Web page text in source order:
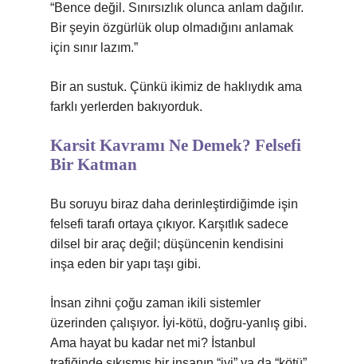
“Bence değil. Sınırsızlık olunca anlam dağılır.
Bir şeyin özgürlük olup olmadığını anlamak
için sınır lazım.”
Bir an sustuk. Çünkü ikimiz de haklıydık ama
farklı yerlerden bakıyorduk.
Karsit Kavramı Ne Demek? Felsefi
Bir Katman
Bu soruyu biraz daha derinleştirdiğimde işin
felsefi tarafı ortaya çıkıyor. Karşıtlık sadece
dilsel bir araç değil; düşüncenin kendisini
inşa eden bir yapı taşı gibi.
İnsan zihni çoğu zaman ikili sistemler
üzerinden çalışıyor. İyi-kötü, doğru-yanlış gibi.
Ama hayat bu kadar net mi? İstanbul